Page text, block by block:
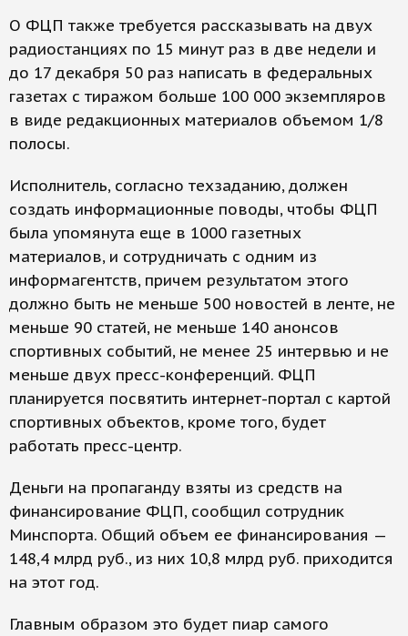
О ФЦП также требуется рассказывать на двух
радиостанциях по 15 минут раз в две недели и
до 17 декабря 50 раз написать в федеральных
газетах с тиражом больше 100 000 экземпляров
в виде редакционных материалов объемом 1/8
полосы.
Исполнитель, согласно техзаданию, должен
создать информационные поводы, чтобы ФЦП
была упомянута еще в 1000 газетных
материалов, и сотрудничать с одним из
информагентств, причем результатом этого
должно быть не меньше 500 новостей в ленте, не
меньше 90 статей, не меньше 140 анонсов
спортивных событий, не менее 25 интервью и не
меньше двух пресс-конференций. ФЦП
планируется посвятить интернет-портал с картой
спортивных объектов, кроме того, будет
работать пресс-центр.
Деньги на пропаганду взяты из средств на
финансирование ФЦП, сообщил сотрудник
Минспорта. Общий объем ее финансирования —
148,4 млрд руб., из них 10,8 млрд руб. приходится
на этот год.
Главным образом это будет пиар самого